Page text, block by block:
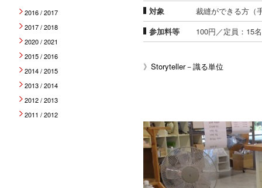
対象
裁縫ができる方（
参加料等
100円／定員：15
》 Storyteller－識る単位
2016 / 2017
2017 / 2018
2020 / 2021
2015 / 2016
2014 / 2015
2013 / 2014
2012 / 2013
2011 / 2012